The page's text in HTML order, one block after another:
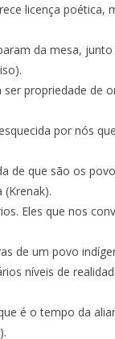
licença poética,
da mesa,
propriedade de
por nós
de que são os
Eles que nos
de um povo
níveis de
é o tempo da